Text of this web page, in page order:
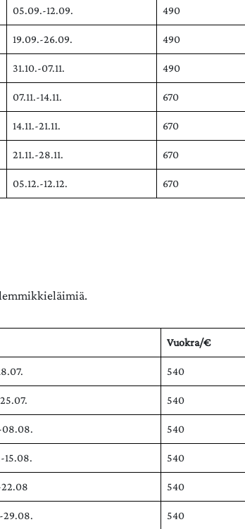
05.09.-12.09. 490
19.09.-26.09. 490
31.10.-07.11. 490
07.11.-14.11. 670
14.11.-21.11. 670
21.11.-28.11. 670
05.12.-12.12. 670
Vuokra/€
540
540
08.08. 540
15.08. 540
540
29.08. 540